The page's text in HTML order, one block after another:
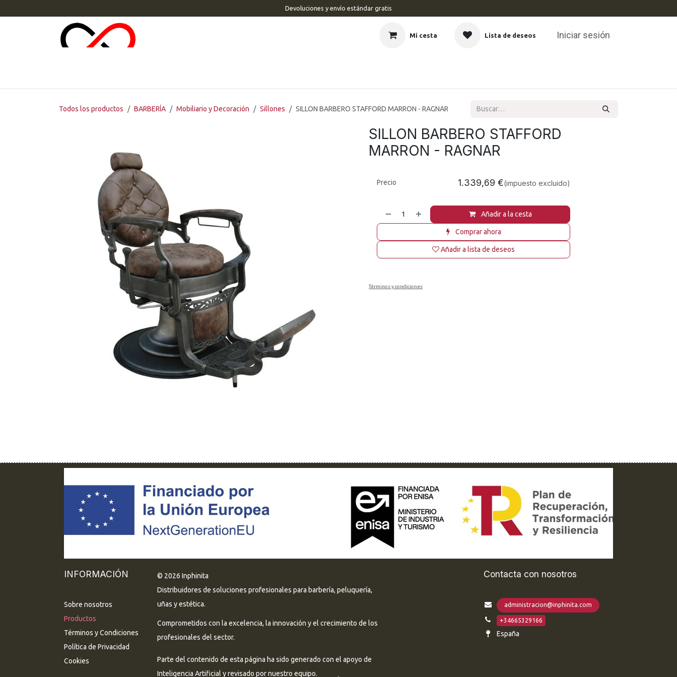
Devoluciones y envío estándar gratis
Mi cesta Lista de deseos Iniciar sesión
Todos los productos BARBERÍA Mobiliario y Decoración Sillones SILLON BARBERO STAFFORD MARRON - RAGNAR
SILLON BARBERO STAFFORD
MARRON - RAGNAR
Añadir a la cesta
Comprar ahora
Añadir a lista de deseos
Precio 1.339,69 €(impuesto excluido)
Términos y condiciones
© 2026 Inphinita
Distribuidores de soluciones profesionales para barbería, peluquería,
uñas y estética.
Comprometidos con la excelencia, la innovación y el crecimiento de los
profesionales del sector.
Parte del contenido de esta página ha sido generado con el apoyo de
Inteligencia Artificial y revisado por nuestro equipo.
INFORMACIÓN
Sobre nosotros
Productos
Términos y Condiciones
Política de Privacidad
Cookies
Contacta con nosotros
administracion@inphinita.com
+34665329166
España